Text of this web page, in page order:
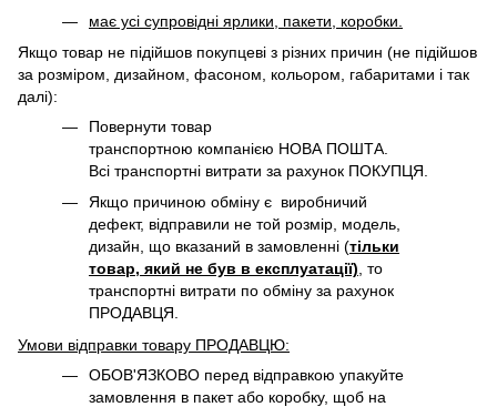
має усі супровідні ярлики, пакети, коробки.
Якщо товар не підійшов покупцеві з різних причин (не підійшов
за розміром, дизайном, фасоном, кольором, габаритами і так
далі):
Повернути товар
транспортною компанією НОВА ПОШТА.
Всі транспортні витрати за рахунок ПОКУПЦЯ.
Якщо причиною обміну є виробничий
дефект, відправили не той розмір, модель,
дизайн, що вказаний в замовленні (тільки
товар, який не був в експлуатації), то
транспортні витрати по обміну за рахунок
ПРОДАВЦЯ. ​
Умови відправки товару ПРОДАВЦЮ:
ОБОВ'ЯЗКОВО перед відправкою упакуйте
замовлення в пакет або коробку, щоб на